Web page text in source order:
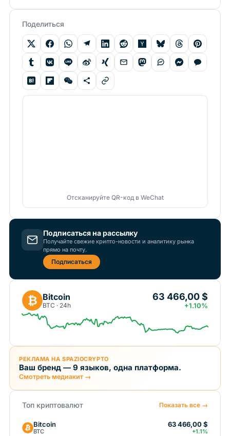
Поделиться
Отсканируйте QR-код в WeChat
Подписаться на рассылку
Получайте свежие крипто-новости и аналитику рынка
прямо на почту.
Подписаться
₿ Bitcoin
BTC · 24h
63 466,00 $
+1.10%
РЕКЛАМА НА SPAZIOCRYPTO
Ваш бренд — 9 языков, одна платформа.
Смотреть медиакит →
Топ криптовалют Показать все →
Bitcoin
BTC
63 466,00 $
+1.1%